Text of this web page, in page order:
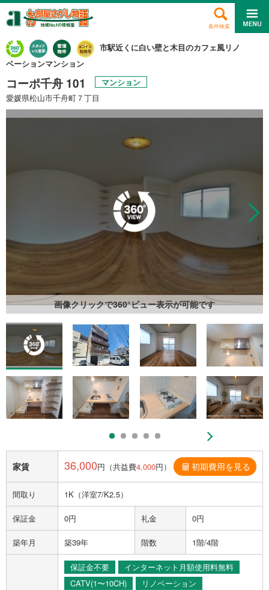
条件検索
市駅近くに白い壁と木目のカフェ風リノ
ベーションマンション
コーポ千舟 101
マンション
愛媛県松山市千舟町７丁目
画像クリックで360°ビュー表示が可能です
家賃 36,000円（共益費4,000円） 初期費用を見る
間取り 1K（洋室7/K2.5）
保証金 0円 礼金 0円
築年月 築39年 階数 1階/4階
保証金不要
インターネット月額使用料無料
CATV(1〜10CH)
リノベーション